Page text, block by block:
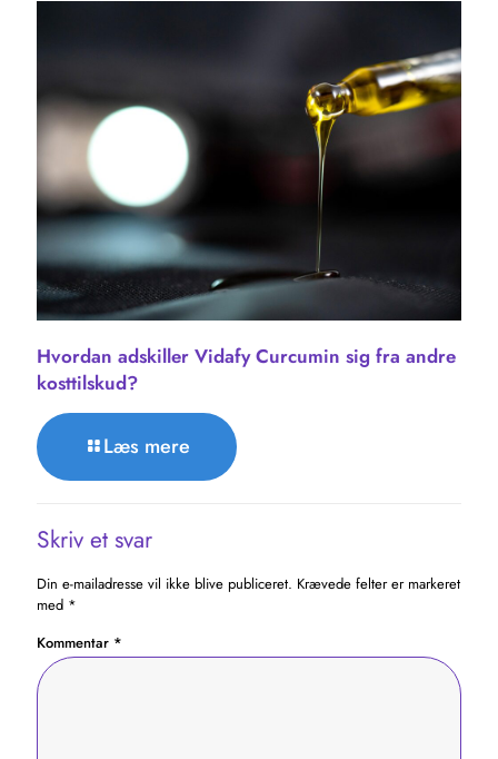
Hvordan adskiller Vidafy Curcumin sig fra andre
kosttilskud?
Læs mere
Skriv et svar
Din e-mailadresse vil ikke blive publiceret. Krævede felter er markeret
med *
Kommentar *